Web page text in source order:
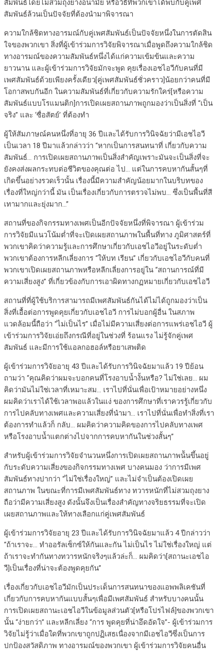
สัมพันธ์โดยไม่สวมถุงยางอนามัย หรือวิธีที่พวกเขาได้พบกับคู่เพศ
สัมพันธ์ล้วนเป็นปัจจัยที่ต้องนำมาพิจารณา
ความใกล้ชิดทางอารมณ์กับคู่เพศสัมพันธ์เป็นปัจจัยหนึ่งในการตัดสิน
ใจของพวกเขา สิ่งที่ผู้เข้าร่วมการวิจัยพิจารณาเมื่อพูดถึงความใกล้ชิด
ทางอารมณ์ของความสัมพันธ์หนึ่งได้แก่ความเข้มข้นและความ
ยาวนาน และผู้เข้าร่วมการวิจัยมักจะพูด คุยเรื่องเอชไอวีกับคนที่มี
เพศสัมพันธ์ด้วยเพียงครั้งเดียว[คู่เพศสัมพันธ์ชั่วคราว]น้อยกว่าคนที่มี
โอกาสพบกันอีก ในความสัมพันธ์ที่เกี่ยวกับความรักใคร่[หรือความ
สัมพันธ์แบบโรแมนติก]การเปิดเผยสถานภาพถูกมองว่าเป็นสิ่งที่ “เป็น
จริง” และ ‘ซื่อสัตย์’ ที่ต้องทำ
ผู้ให้สัมภาษณ์คนหนึ่งที่อายุ 36 ปีและได้รับการวินิจฉัยว่ามีเอชไอวี
เป็นเวลา 18 ปีมาแล้วกล่าวว่า “หากเป็นการสนทนาที่ เกี่ยวกับความ
สัมพันธ์… การเปิดเผยสถานภาพเป็นสิ่งสำคัญเพราะมันจะเป็นสิ่งที่จะ
ยังคงส่งผลกระทบต่อชีวิตของคุณต่อ ไป… แต่ในการคบหากันสั้นๆที่
เกิดขึ้นอย่างรวดเร็วนั้น เรื่องนี้มีความสำคัญน้อยมากในบริบทของ
เรื่องที่ใหญ่กว่านี้ มัน เป็นเรื่องเกี่ยวกับการตรวจไม่พบ… ซึ่งเป็นพื้นที่สี
เทามากและยุ่งมาก…”
สถานที่ของกิจกรรมทางเพศเป็นอีกปัจจัยหนึ่งที่พิจารณา ผู้เข้าร่วม
การวิจัยมีแนวโน้มต่ำที่จะเปิดเผยสถานภาพในพื้นที่ทาง ภูมิศาสตร์ที่
พวกเขาคิดว่าความรู้และการศึกษาเกี่ยวกับเอชไอวีอยู่ในระดับต่ำ
พวกเขาต้องการหลีกเลี่ยงการ “ให้บท เรียน” เกี่ยวกับเอชไอวีกับคนที่
พวกเขาเปิดเผยสถานภาพหรือหลีกเลี่ยงการอยู่ใน “สถานการณ์ที่มี
ความเสี่ยงสูง” ที่เกี่ยวข้องกับการเอาผิดทางกฏหมายเกี่ยวกับเอชไอวี
สถานที่ที่ผู้ใช้บริการสามารถมีเพศสัมพันธ์กันได้ไม่ได้ถูกมองว่าเป็น
สิ่งที่เอื้อต่อการพูดคุยเกี่ยวกับเอชไอวี การไม่บอกผู้อื่น ในสภาพ
แวดล้อมนี้ถือว่า “ไม่เป็นไร” เมื่อไม่มีความเสี่ยงต่อการแพร่เอชไอวี ผู้
เข้าร่วมการวิจัยเอ่ยถึงกรณีที่อยู่ในช่วงที่ ร้อนแรง ไม่รู้จักคู่เพศ
สัมพันธ์ และมีการใช้แอลกอฮอล์หรือยาเสพติด
ผู้เข้าร่วมการวิจัยอายุ 43 ปีและได้รับการวินิจฉัยมาแล้ว 19 ปีย้อน
ถามว่า “คุณคิดว่าผมจะบอกคนที่โรงอาบน้ำงั้นหรือ? ไม่ใช่เลย… ผม
คิดว่ามันไม่ใช่เวลาที่เหมาะสม… เราไปที่นั่นเพื่อเป้าหมายอย่างหนึ่ง
ผมคิดว่าเราได้ใช้เวลาพอแล้วในแง่ ของการศึกษาที่เราควรรู้เกี่ยวกับ
การไปคลับทางเพศและความเสี่ยงที่นำมา… เราไปที่นั่นเพื่อทำสิ่งที่เรา
ต้องการทำแล้วก็ กลับ… ผมคิดว่าความคิดของการไปคลับทางเพศ
หรือโรงอาบน้ำแตกต่างไปจากการคบหากันในช่วงสั้นๆ”
สำหรับผู้เข้าร่วมการวิจัยจำนวนหนึ่งการเปิดเผยสถานภาพน้ันขึ้นอยู่
กับระดับความเสี่ยงของกิจกรรมทางเพศ บางคนมอง ว่าการมีเพศ
สัมพันธ์ทางปากว่า “ไม่ใช่เรื่องใหญ่” และไม่จำเป็นต้องเปิดเผย
สถานภาพ ในขณะที่การมีเพศสัมพันธ์ทาง ทวารหนักที่ไม่สวมถุงยาง
ถือว่ามีความเสี่ยงสูง ดังนั้นจึงเป็นเรื่องสำคัญทางจริยธรรมที่จะเปิด
เผยสถานภาพและให้ทางเลือกแก่คู่เพศสัมพันธ์
ผู้เข้าร่วมการวิจัยอายุ 23 ปีและได้รับการวินิจฉัยมาแล้ว 4 ปีกล่าวว่า
“ถ้าเราจะ… ทำออรัลเซ็กซ์ให้กันและกัน ไม่เป็นไร ไม่ใช่เรื่องใหญ่ แต่
ถ้าเราจะทำกันทางทวารหนักจริงๆแล้วล่ะก็… ผมคิดว่า[สถานะเอชไอ
วี]เป็นเรื่องที่น่าจะต้องพูดคุยกัน”
เรื่องเกี่ยวกับเอชไอวีมักเป็นประเด็นการสนทนาของแอพพลิเคชันที่
เกี่ยวกับการคบหากันแบบสั้นๆเพื่อมีเพศสัมพันธ์ สำหรับบางคนนั้น
การเปิดเผยสถานะเอชไอวีในข้อมูลส่วนตัว[หรือโปรไฟล์]ของพวกเขา
นั้น “ง่ายกว่า” และหลีกเลี่ยง “การ พูดคุยที่น่าอึดอัดใจ”- ผู้เข้าร่วมการ
วิจัยไม่รู้ว่าเมื่อใดที่พวกเขาถูกปฏิเสธเนื่องจากมีเอชไอวีซึ่งเป็นการ
ปกป้องสวัสดิภาพ ทางอารมณ์ของพวกเขา ผู้เข้าร่วมการวิจัยคนอื่น